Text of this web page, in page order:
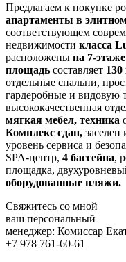
Предлагаем к покупке
апартаменты в
соответствующем
недвижимости класса
расположены на 7-
площадь составляет 130
отдельные спальни,
гардеробные и видовую
высококачественная
мягкая мебел, техника
Комплекс сдан,
уровень сервиса и
SPA-центр, 4 бассейна,
площадка,
оборудованные пляжи.
Свяжитесь со мной
ваш персональный
менеджер: Комиссар
+7 978 761-60-61